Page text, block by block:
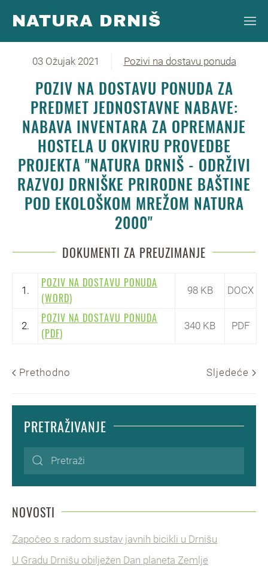
NATURA DRNIŠ
03 Ožujak 2021 Pozivi na dostavu ponuda
POZIV NA DOSTAVU PONUDA ZA
PREDMET JEDNOSTAVNE NABAVE:
NABAVA INVENTARA ZA OPREMANJE
HOSTELA U OKVIRU PROVEDBE
PROJEKTA "NATURA DRNIŠ - ODRŽIVI
RAZVOJ DRNIŠKE PRIRODNE BAŠTINE
POD EKOLOŠKOM MREŽOM NATURA
2000"
DOKUMENTI ZA PREUZIMANJE
1.
POZIV NA DOSTAVU PONUDA
(WORD)
98 KB DOCX
2.
POZIV NA DOSTAVU PONUDA
(PDF)
340 KB PDF
Prethodno Sljedeće
PRETRAŽIVANJE
NOVOSTI
Započeo s radom sustav javnih bicikli u Drnišu
U Gradu Drnišu obilježen Dan planeta Zemlje